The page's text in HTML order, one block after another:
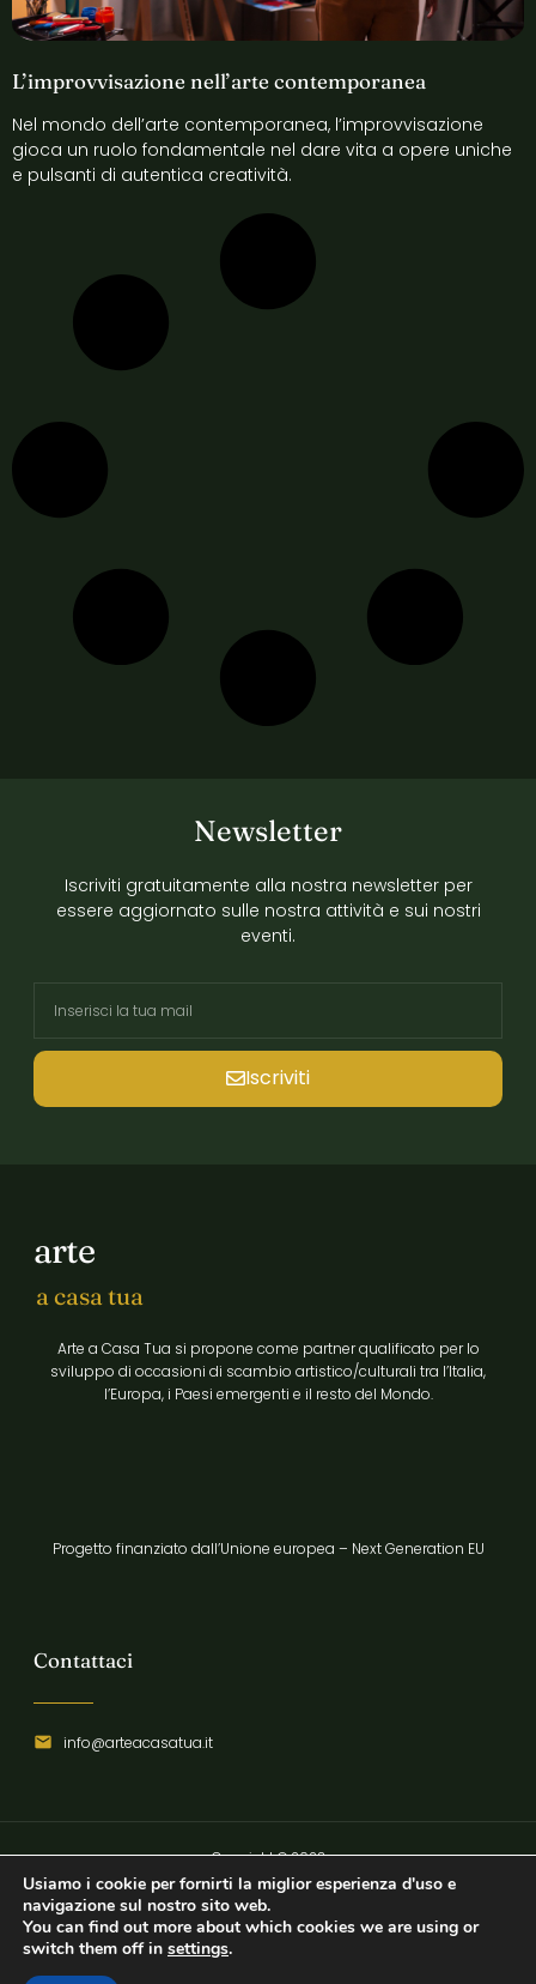
L’improvvisazione nell’arte contemporanea
Nel mondo dell’arte contemporanea, l’improvvisazione
gioca un ruolo fondamentale nel dare vita a opere uniche
e pulsanti di autentica creatività.
Newsletter
Iscriviti gratuitamente alla nostra newsletter per
essere aggiornato sulle nostra attività e sui nostri
eventi.
Iscriviti
arte
a casa tua
Arte a Casa Tua si propone come partner qualificato per lo
sviluppo di occasioni di scambio artistico/culturali tra l’Italia,
l’Europa, i Paesi emergenti e il resto del Mondo.
Progetto finanziato dall’Unione europea – Next Generation EU
Contattaci
info@arteacasatua.it
Copyright © 2023
Privacy Policy
Usiamo i cookie per fornirti la miglior esperienza d'uso e
navigazione sul nostro sito web.
You can find out more about which cookies we are using or
switch them off in settings.